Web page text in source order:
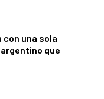
con una sola
que